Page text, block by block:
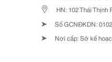
HN: 102 Thái
➤ Số GCNĐKDN:
➤ Nơi cấp: Sở kế